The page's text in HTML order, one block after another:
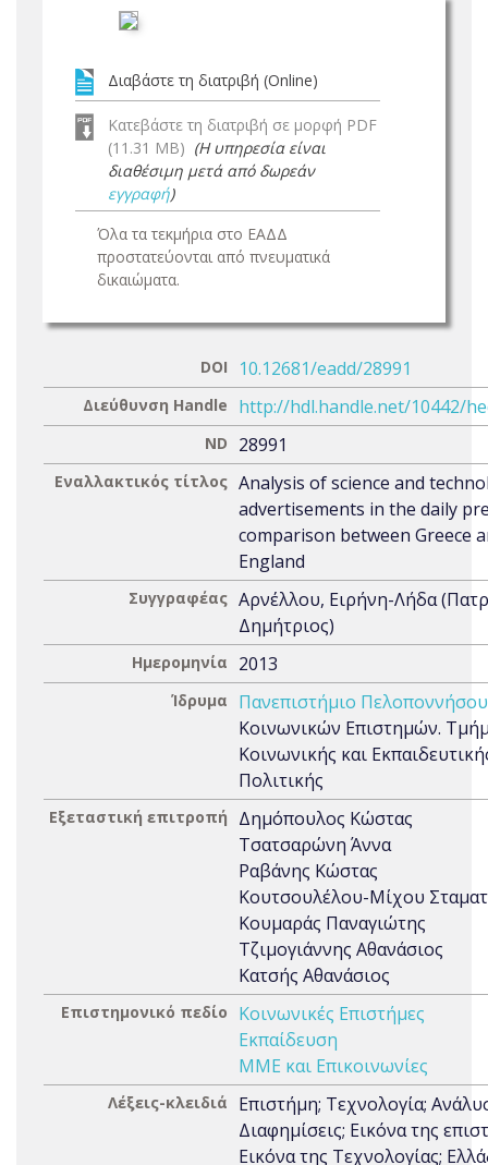
Διαβάστε τη διατριβή (Online)
Κατεβάστε τη διατριβή σε μορφή PDF
(11.31 MB) (Η υπηρεσία είναι
διαθέσιμη μετά από δωρεάν
εγγραφή)
Όλα τα τεκμήρια στο ΕΑΔΔ
προστατεύονται από πνευματικά
δικαιώματα.
DOI 10.12681/eadd/28991
Διεύθυνση Handle http://hdl.handle.net/10442/
ND 28991
Εναλλακτικός τίτλος Analysis of science and
advertisements in the daily
comparison between Greece
England
Συγγραφέας Αρνέλλου, Ειρήνη-Λήδα
Δημήτριος)
Ημερομηνία 2013
Ίδρυμα
Πανεπιστήμιο Πελοποννήσου
Κοινωνικών Επιστημών.
Κοινωνικής και
Πολιτικής
Εξεταστική επιτροπή
Δημόπουλος Κώστας
Τσατσαρώνη Άννα
Ραβάνης Κώστας
Κουτσουλέλου-Μίχου
Κουμαράς Παναγιώτης
Τζιμογιάννης Αθανάσιος
Κατσής Αθανάσιος
Επιστημονικό πεδίο
Κοινωνικές Επιστήμες
Εκπαίδευση
ΜΜΕ και Επικοινωνίες
Λέξεις-κλειδιά
Επιστήμη; Τεχνολογία;
Διαφημίσεις; Εικόνα της
Εικόνα της Τεχνολογίας;